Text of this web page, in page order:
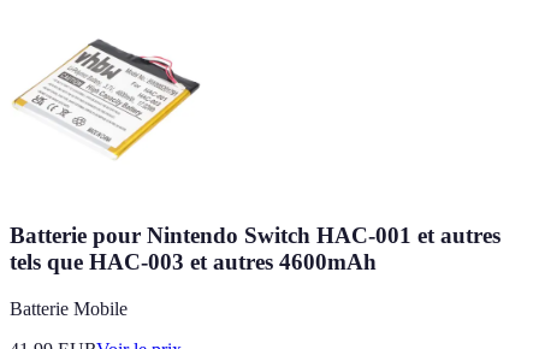
Batterie pour Nintendo Switch HAC-001 et autres
tels que HAC-003 et autres 4600mAh
Batterie Mobile